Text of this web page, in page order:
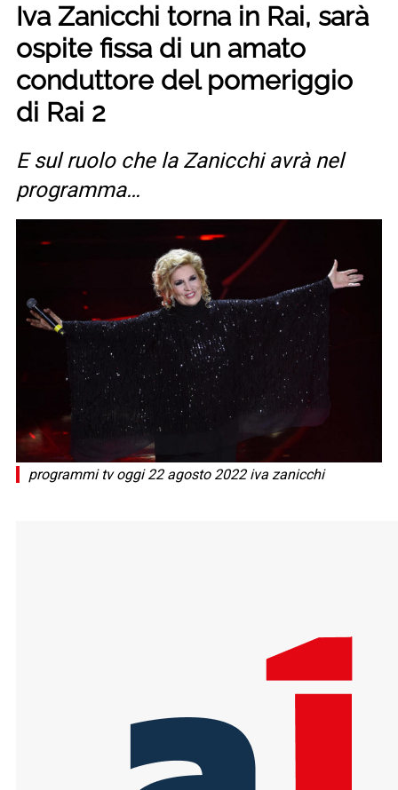
Iva Zanicchi torna in Rai, sarà
ospite fissa di un amato
conduttore del pomeriggio
di Rai 2
E sul ruolo che la Zanicchi avrà nel
programma…
programmi tv oggi 22 agosto 2022 iva zanicchi